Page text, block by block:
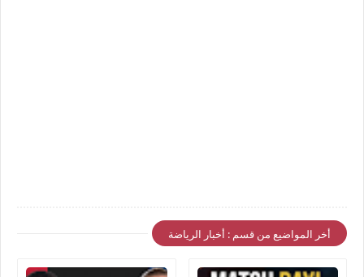
أخر المواضيع من قسم : أخبار الرياضة